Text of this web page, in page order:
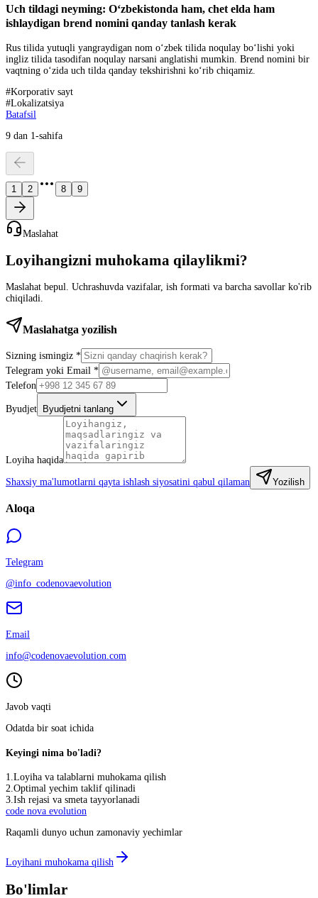
Uch tildagi neyming: O‘zbekistonda ham, chet elda ham
ishlaydigan brend nomini qanday tanlash kerak
Rus tilida yutuqli yangraydigan nom o‘zbek tilida noqulay bo‘lishi yoki
ingliz tilida tasodifan noqulay narsani anglatishi mumkin. Brend nomini bir
vaqtning o‘zida uch tilda qanday tekshirishni ko‘rib chiqamiz.
#Korporativ sayt
#Lokalizatsiya
Batafsil
9 dan 1-sahifa
1 2 8 9
Maslahat
Loyihangizni muhokama qilaylikmi?
Maslahat bepul. Uchrashuvda vazifalar, ish formati va barcha savollar ko'rib
chiqiladi.
Maslahatga yozilish
Sizning ismingiz *
Telegram yoki Email *
Telefon
Byudjet Byudjetni tanlang
Loyiha haqida
Shaxsiy ma'lumotlarni qayta ishlash siyosatini qabul qilaman Yozilish
Aloqa
Telegram
@info_codenovaevolution
Email
info@codenovaevolution.com
Javob vaqti
Odatda bir soat ichida
Keyingi nima bo'ladi?
1.Loyiha va talablarni muhokama qilish
2.Optimal yechim taklif qilinadi
3.Ish rejasi va smeta tayyorlanadi
code nova evolution
Raqamli dunyo uchun zamonaviy yechimlar
Loyihani muhokama qilish
Bo'limlar